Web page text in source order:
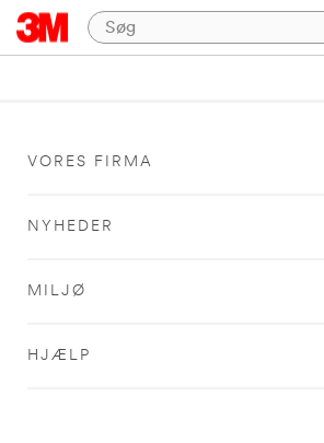
VORES FIRMA
NYHEDER
MILJØ
HJÆLP